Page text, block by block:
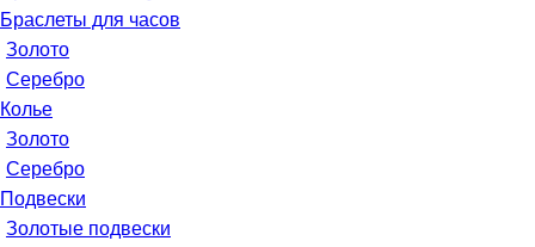
Браслеты для часов
Золото
Серебро
Колье
Золото
Серебро
Подвески
Золотые подвески